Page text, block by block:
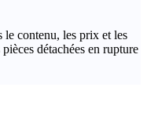
le contenu, les prix et les
détachées en rupture